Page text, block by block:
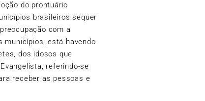
do prontuário
brasileiros sequer
com a
municípios, está havendo
dos idosos que
referindo-se
receber as pessoas e